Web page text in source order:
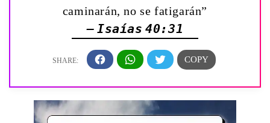
caminarán, no se fatigarán”
— Isaías 40:31